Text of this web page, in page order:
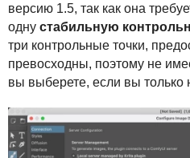
версию 1.5, так как она
одну стабильную
три контрольные точки,
превосходны, поэтому не
вы выберете, если вы только